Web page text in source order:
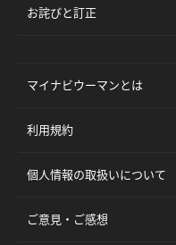
お詫びと訂正
マイナビウーマンとは
利用規約
個人情報の取扱いについて
ご意見・ご感想